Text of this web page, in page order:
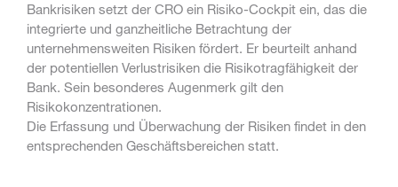
Bankrisiken setzt der CRO ein Risiko-Cockpit ein, das die
integrierte und ganzheitliche Betrachtung der
unternehmensweiten Risiken fördert. Er beurteilt anhand
der potentiellen Verlustrisiken die Risikotragfähigkeit der
Bank. Sein besonderes Augenmerk gilt den
Risikokonzentrationen.
Die Erfassung und Überwachung der Risiken findet in den
entsprechenden Geschäftsbereichen statt.